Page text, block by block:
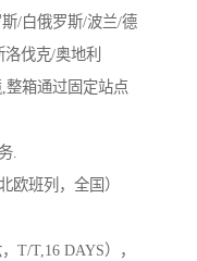
/白俄罗斯/波兰/德
伐克/奥地利
整箱通过固定站点
.
欧班列，全国）
T/T,16 DAYS），